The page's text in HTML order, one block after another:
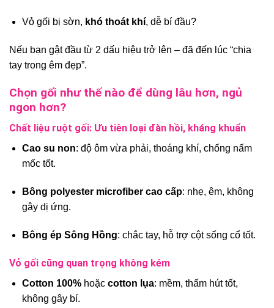
Vỏ gối bị sờn, khó thoát khí, dễ bí đầu?
Nếu bạn gật đầu từ 2 dấu hiệu trở lên – đã đến lúc “chia
tay trong êm đẹp”.
Chọn gối như thế nào để dùng lâu hơn, ngủ
ngon hơn?
Chất liệu ruột gối: Ưu tiên loại đàn hồi, kháng khuẩn
Cao su non: độ ôm vừa phải, thoáng khí, chống nấm
mốc tốt.
Bông polyester microfiber cao cấp: nhẹ, êm, không
gây dị ứng.
Bông ép Sông Hồng: chắc tay, hỗ trợ cột sống cổ tốt.
Vỏ gối cũng quan trọng không kém
Cotton 100%hoặc cotton lụa: mềm, thấm hút tốt,
không gây bí.